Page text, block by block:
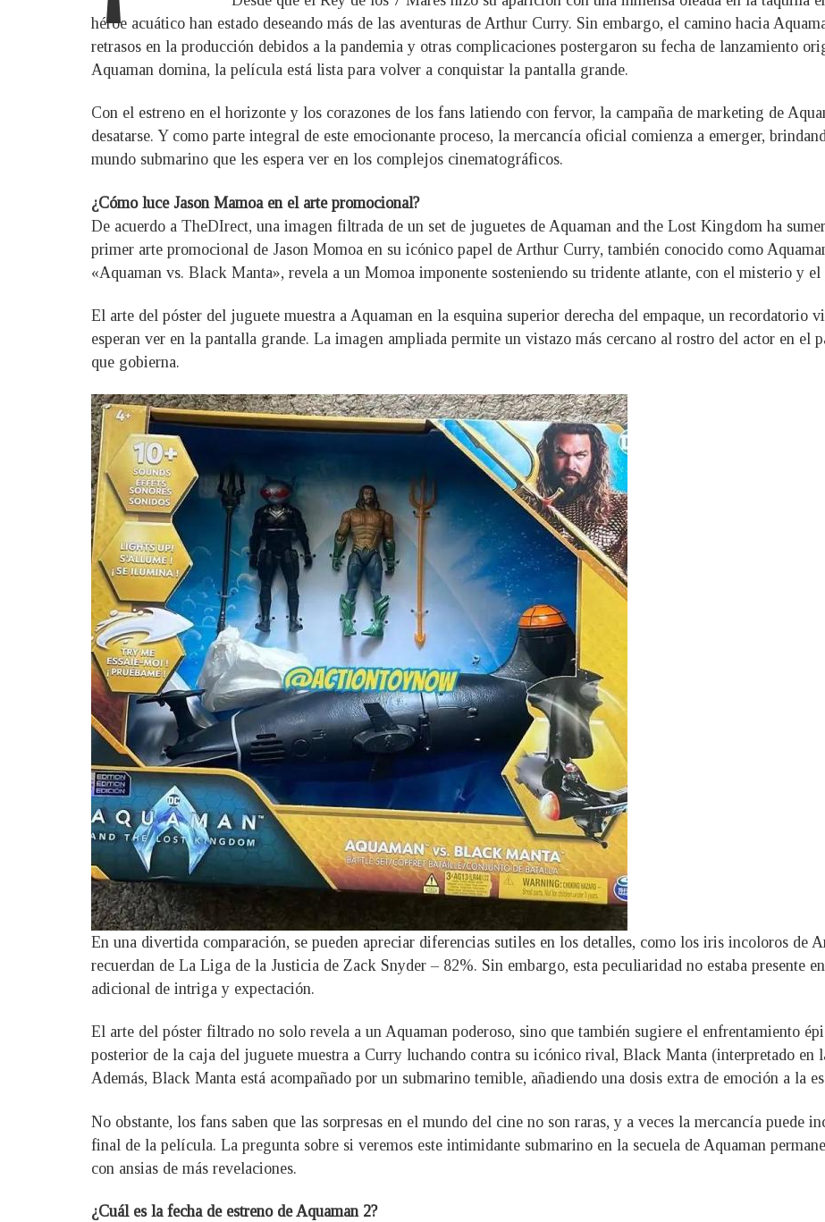
héroe acuático han estado deseando más de las aventuras de Arthur Curry. Sin embargo, el camino hacia
retrasos en la producción debidos a la pandemia y otras complicaciones postergaron su fecha de lanzamiento
Aquaman domina, la película está lista para volver a conquistar la pantalla grande.
Con el estreno en el horizonte y los corazones de los fans latiendo con fervor, la campaña de marketing de
desatarse. Y como parte integral de este emocionante proceso, la mercancía oficial comienza a emerger,
mundo submarino que les espera ver en los complejos cinematográficos.
¿Cómo luce Jason Mamoa en el arte promocional?
De acuerdo a TheDIrect, una imagen filtrada de un set de juguetes de Aquaman and the Lost Kingdom ha
primer arte promocional de Jason Momoa en su icónico papel de Arthur Curry, también conocido como
«Aquaman vs. Black Manta», revela a un Momoa imponente sosteniendo su tridente atlante, con el misterio y
El arte del póster del juguete muestra a Aquaman en la esquina superior derecha del empaque, un recordatorio
esperan ver en la pantalla grande. La imagen ampliada permite un vistazo más cercano al rostro del actor en el
que gobierna.
En una divertida comparación, se pueden apreciar diferencias sutiles en los detalles, como los iris incoloros de
recuerdan de La Liga de la Justicia de Zack Snyder – 82%. Sin embargo, esta peculiaridad no estaba presente
adicional de intriga y expectación.
El arte del póster filtrado no solo revela a un Aquaman poderoso, sino que también sugiere el enfrentamiento
posterior de la caja del juguete muestra a Curry luchando contra su icónico rival, Black Manta (interpretado
Además, Black Manta está acompañado por un submarino temible, añadiendo una dosis extra de emoción a la
No obstante, los fans saben que las sorpresas en el mundo del cine no son raras, y a veces la mercancía puede
final de la película. La pregunta sobre si veremos este intimidante submarino en la secuela de Aquaman
con ansias de más revelaciones.
¿Cuál es la fecha de estreno de Aquaman 2?